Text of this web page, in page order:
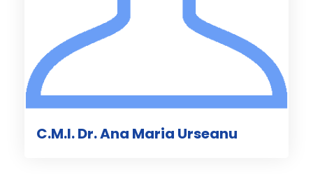
C.M.I. Dr. Ana Maria Urseanu